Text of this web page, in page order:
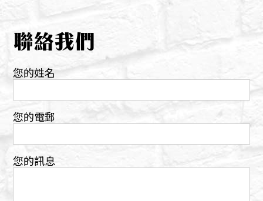
聯絡我們
您的姓名
您的電郵
您的訊息